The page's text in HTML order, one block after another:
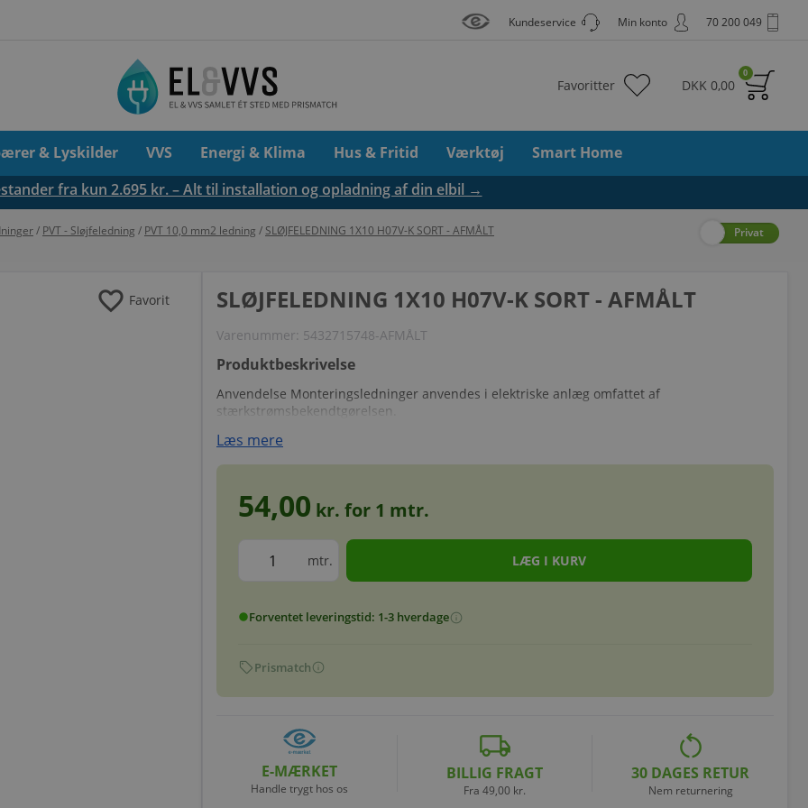
70 200 049
Min konto
Kundeservice
0
DKK 0,00
Favoritter
& Lyskilder VVS Energi & Klima Hus & Fritid Værktøj
Smart Home
fra kun 2.695 kr. – Alt til installation og opladning af din elbil →
/ PVT - Sløjfeledning / PVT 10,0 mm2 ledning / SLØJFELEDNING 1X10 H07V-K SORT - AFMÅLT Privat
favorite Favorit SLØJFELEDNING 1X10 H07V-K SORT - AFMÅLT
Varenummer: 5432715748-AFMÅLT
Produktbeskrivelse
Anvendelse Monteringsledninger anvendes i elektriske anlæg omfattet af
stærkstrømsbekendtgørelsen.
Læs mere
54,00 kr. for 1 mtr.
mtr.
circleForventet leveringstid: 1-3 hverdageinfo
sellPrismatchinfo
E-MÆRKET
Handle trygt hos os
local_shipping
BILLIG FRAGT
Fra 49,00 kr.
restart_alt
30 DAGES RETUR
Nem returnering